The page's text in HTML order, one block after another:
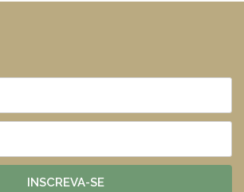
INSCREVA-SE